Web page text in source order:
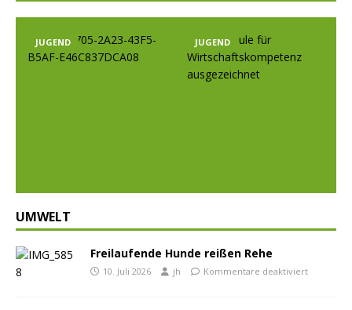
JUGEND JUGEND
UMWELT
Freilaufende Hunde reißen Rehe
10. Juli 2026 jh Kommentare deaktiviert